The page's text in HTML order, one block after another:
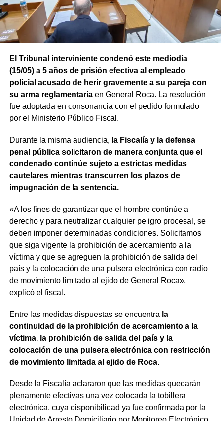
El Tribunal interviniente condenó este mediodía
(15/05) a 5 años de prisión efectiva al empleado
policial acusado de herir gravemente a su pareja con
su arma reglamentariaen General Roca. La resolución
fue adoptada en consonancia con el pedido formulado
por el Ministerio Público Fiscal.
Durante la misma audiencia, la Fiscalía y la defensa
penal pública solicitaron de manera conjunta que el
condenado continúe sujeto a estrictas medidas
cautelares mientras transcurren los plazos de
impugnación de la sentencia.
«A los fines de garantizar que el hombre continúe a
derecho y para neutralizar cualquier peligro procesal, se
deben imponer determinadas condiciones. Solicitamos
que siga vigente la prohibición de acercamiento a la
víctima y que se agreguen la prohibición de salida del
país y la colocación de una pulsera electrónica con radio
de movimiento limitado al ejido de General Roca»,
explicó el fiscal.
Entre las medidas dispuestas se encuentra la
continuidad de la prohibición de acercamiento a la
víctima, la prohibición de salida del país y la
colocación de una pulsera electrónica con restricción
de movimiento limitada al ejido de Roca.
Desde la Fiscalía aclararon que las medidas quedarán
plenamente efectivas una vez colocada la tobillera
electrónica, cuya disponibilidad ya fue confirmada por la
Unidad de Arresto Domiciliario por Monitoreo Electrónico